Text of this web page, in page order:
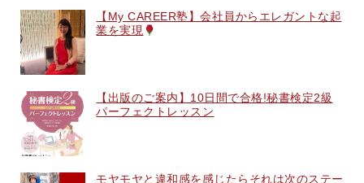
【My CAREER塾】会社員からエレガントな起
業を実現
【出版のご案内】10日間で合格!秘書検定2級
パーフェクトレッスン
モヤモヤと違和感を感じたらそれは次のステー